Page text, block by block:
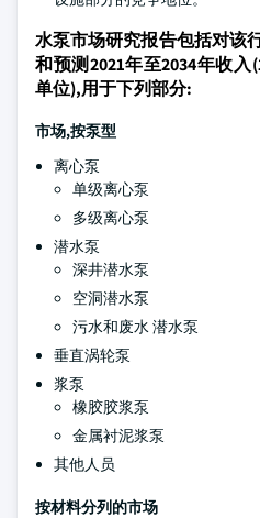
水泵市场研究报告包括对该
和预测2021年至2034年收
单位),用于下列部分:
市场,按泵型
离心泵
单级离心泵
多级离心泵
潜水泵
深井潜水泵
空洞潜水泵
污水和废水 潜水泵
垂直涡轮泵
浆泵
橡胶胶浆泵
金属衬泥浆泵
其他人员
按材料分列的市场